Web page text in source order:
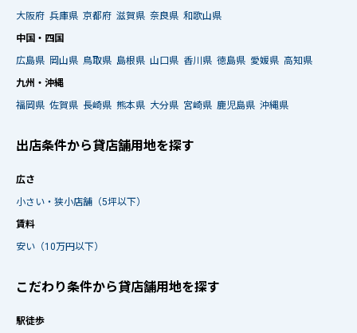
大阪府 兵庫県 京都府 滋賀県 奈良県 和歌山県
中国・四国
広島県 岡山県 鳥取県 島根県 山口県 香川県 徳島県 愛媛県 高知県
九州・沖縄
福岡県 佐賀県 長崎県 熊本県 大分県 宮崎県 鹿児島県 沖縄県
出店条件から貸店舗用地を探す
広さ
小さい・狭小店舗（5坪以下）
賃料
安い（10万円以下）
こだわり条件から貸店舗用地を探す
駅徒歩